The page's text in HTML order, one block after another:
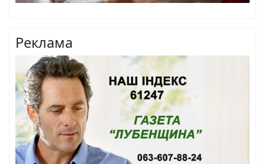
Реклама